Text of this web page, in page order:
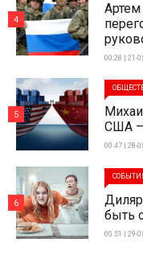
00:28 | 21-
4
США —
00:47 | 28-
5
быть
00:51 | 29-
6